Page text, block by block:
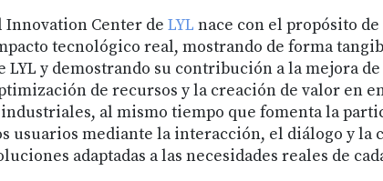
Innovation Center de LYL nace con el propósito
tecnológico real, mostrando de forma
LYL y demostrando su contribución a la mejora
de recursos y la creación de valor en
al mismo tiempo que fomenta la
usuarios mediante la interacción, el diálogo y la
adaptadas a las necesidades reales de